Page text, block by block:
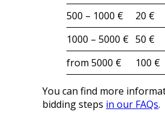
500 – 1000 €
20 €
1000 – 5000 € 50 €
from 5000 €
100 €
You can find more
bidding steps in our FAQs.